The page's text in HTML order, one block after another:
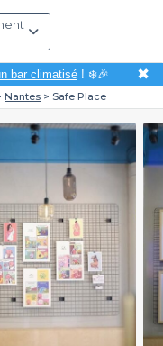
bar climatisé! ❄️🎉 ✖
Nantes Safe Place